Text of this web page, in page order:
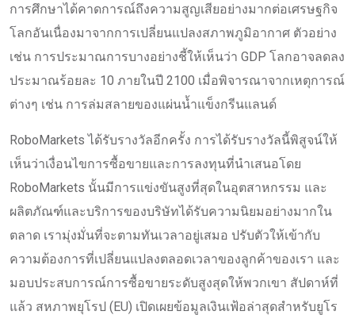
การศึกษาได้คาดการณ์ถึงความสูญเสียอย่างมากต่อเศรษฐกิจ
โลกอันเนื่องมาจากการเปลี่ยนแปลงสภาพภูมิอากาศ ตัวอย่าง
เช่น การประมาณการบางอย่างชี้ให้เห็นว่า GDP โลกอาจลดลง
ประมาณร้อยละ 10 ภายในปี 2100 เมื่อพิจารณาจากเหตุการณ์
ต่างๆ เช่น การล่มสลายของแผ่นน้ำแข็งกรีนแลนด์
RoboMarkets ได้รับรางวัลอีกครั้ง การได้รับรางวัลนี้พิสูจน์ให้
เห็นว่าเงื่อนไขการซื้อขายและการลงทุนที่นำเสนอโดย
RoboMarkets นั้นมีการแข่งขันสูงที่สุดในอุตสาหกรรม และ
ผลิตภัณฑ์และบริการของบริษัทได้รับความนิยมอย่างมากใน
ตลาด เรามุ่งมั่นที่จะตามทันเวลาอยู่เสมอ ปรับตัวให้เข้ากับ
ความต้องการที่เปลี่ยนแปลงตลอดเวลาของลูกค้าของเรา และ
มอบประสบการณ์การซื้อขายระดับสูงสุดให้พวกเขา สัปดาห์ที่
แล้ว สหภาพยุโรป (EU) เปิดเผยข้อมูลเงินเฟ้อล่าสุดสำหรับยูโร